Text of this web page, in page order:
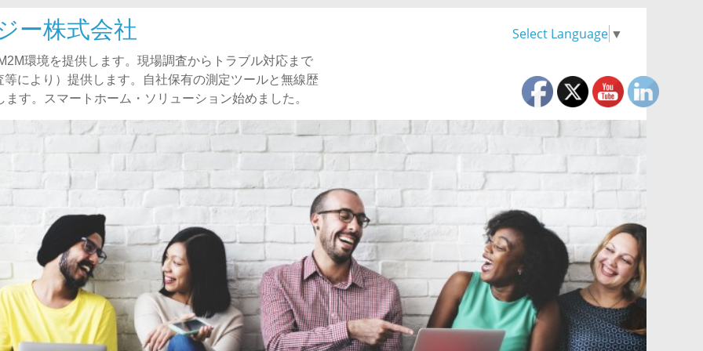
ー株式会社
環境を提供します。現場調査からトラブル対応まで
により）提供します。自社保有の測定ツールと無線歴
す。スマートホーム・ソリューション始めました。
Select Language ▼